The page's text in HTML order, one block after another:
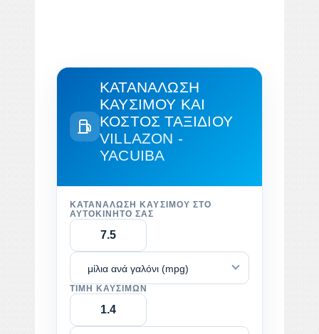
ΚΑΤΑΝΆΛΩΣΗ
ΚΑΥΣΊΜΟΥ ΚΑΙ
ΚΌΣΤΟΣ ΤΑΞΙΔΙΟΎ
VILLAZON -
YACUIBA
ΚΑΤΑΝΆΛΩΣΗ ΚΑΥΣΊΜΟΥ ΣΤΟ
ΑΥΤΟΚΊΝΗΤΌ ΣΑΣ
μίλια ανά γαλόνι (mpg)
ΤΙΜΉ ΚΑΥΣΊΜΩΝ